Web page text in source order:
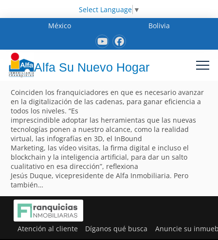
Select Language ▼
México
Bolivia
Alfa Su Nuevo Hogar
Coinciden los franquiciadores en que es necesario avanzar
en la digitalización de las cadenas, para ganar eficiencia a
todos los niveles. “Es
imprescindible adoptar las herramientas que las nuevas
tecnologías ponen a nuestro alcance, como la realidad
virtual, las infografías en 3D, el InBound
Marketing, las vídeo visitas, la firma digital e incluso el
blockchain y la inteligencia artificial, para dar un salto
cualitativo en esa dirección”, reflexiona
Jesús Duque, vicepresidente de Alfa Inmobiliaria. Pero
también…
Atención al cliente Díganos qué busca Anuncie su